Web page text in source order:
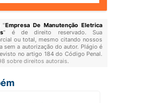
"Empresa De Manutenção Eletrica
" é de direito reservado. Sua
ou total, mesmo citando nossos
sem a autorização do autor. Plágio é
no artigo 184 do Código Penal.
sobre direitos autorais.